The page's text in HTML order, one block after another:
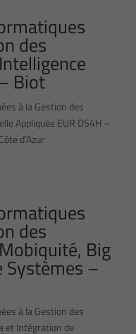
des
Biot
à la Gestion des
Appliquée EUR DS4H –
d’Azur
des
Big
Systèmes –
à la Gestion des
et Intégration de